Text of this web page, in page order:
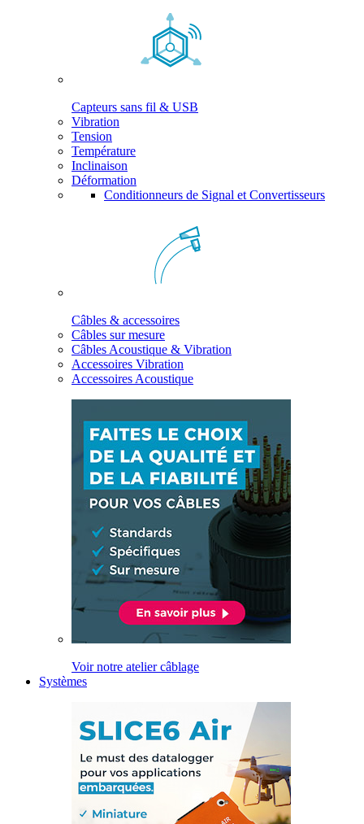
Capteurs sans fil & USB
Vibration
Tension
Température
Inclinaison
Déformation
Conditionneurs de Signal et Convertisseurs
Câbles & accessoires
Câbles sur mesure
Câbles Acoustique & Vibration
Accessoires Vibration
Accessoires Acoustique
Voir notre atelier câblage
Systèmes